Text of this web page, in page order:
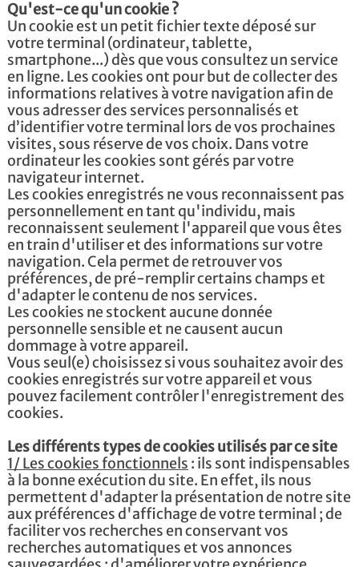
Qu'est-ce qu'un cookie ?
Un cookie est un petit fichier texte déposé sur
votre terminal (ordinateur, tablette,
smartphone...) dès que vous consultez un service
en ligne. Les cookies ont pour but de collecter des
informations relatives à votre navigation afin de
vous adresser des services personnalisés et
d’identifier votre terminal lors de vos prochaines
visites, sous réserve de vos choix. Dans votre
ordinateur les cookies sont gérés par votre
navigateur internet.
Les cookies enregistrés ne vous reconnaissent pas
personnellement en tant qu'individu, mais
reconnaissent seulement l'appareil que vous êtes
en train d'utiliser et des informations sur votre
navigation. Cela permet de retrouver vos
préférences, de pré-remplir certains champs et
d'adapter le contenu de nos services.
Les cookies ne stockent aucune donnée
personnelle sensible et ne causent aucun
dommage à votre appareil.
Vous seul(e) choisissez si vous souhaitez avoir des
cookies enregistrés sur votre appareil et vous
pouvez facilement contrôler l'enregistrement des
cookies.
Les différents types de cookies utilisés par ce site
1/ Les cookies fonctionnels : ils sont indispensables
à la bonne exécution du site. En effet, ils nous
permettent d'adapter la présentation de notre site
aux préférences d'affichage de votre terminal ; de
faciliter vos recherches en conservant vos
recherches automatiques et vos annonces